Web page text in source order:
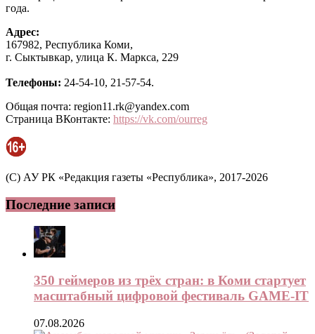
года.
Адрес:
167982, Республика Коми,
г. Сыктывкар, улица К. Маркса, 229
Телефоны: 24-54-10, 21-57-54.
Общая почта: region11.rk@yandex.com
Страница ВКонтакте: https://vk.com/ourreg
(C) АУ РК «Редакция газеты «Республика», 2017-2026
Последние записи
350 геймеров из трёх стран: в Коми стартует
масштабный цифровой фестиваль GAME-IT
07.08.2026